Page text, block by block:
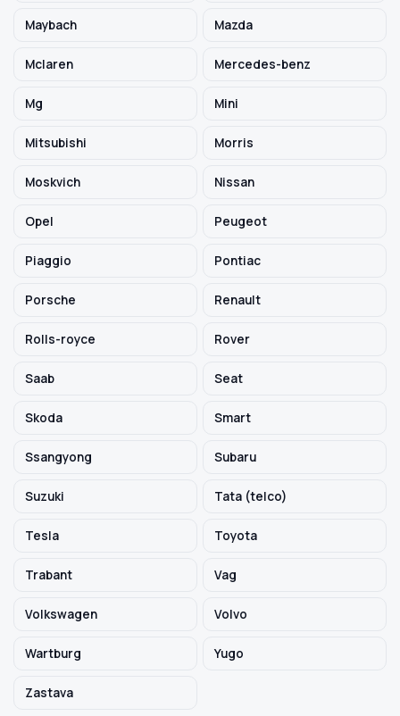
Maybach Mazda
Mclaren Mercedes-benz
Mg Mini
Mitsubishi Morris
Moskvich Nissan
Opel Peugeot
Piaggio Pontiac
Porsche Renault
Rolls-royce Rover
Saab Seat
Skoda Smart
Ssangyong Subaru
Suzuki Tata (telco)
Tesla Toyota
Trabant Vag
Volkswagen Volvo
Wartburg Yugo
Zastava